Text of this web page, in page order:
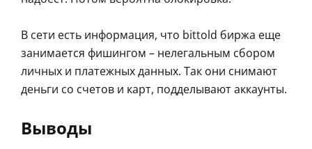
В сети есть информация, что bittold биржа еще
занимается фишингом – нелегальным сбором
личных и платежных данных. Так они снимают
деньги со счетов и карт, подделывают аккаунты.
Выводы